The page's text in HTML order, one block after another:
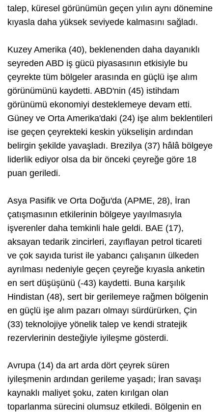
talep, küresel görünümün geçen yılın aynı dönemine
kıyasla daha yüksek seviyede kalmasını sağladı.
Kuzey Amerika (40), beklenenden daha dayanıklı
seyreden ABD iş gücü piyasasının etkisiyle bu
çeyrekte tüm bölgeler arasında en güçlü işe alım
görünümünü kaydetti. ABD'nin (45) istihdam
görünümü ekonomiyi desteklemeye devam etti.
Güney ve Orta Amerika'daki (24) işe alım beklentileri
ise geçen çeyrekteki keskin yükselişin ardından
belirgin şekilde yavaşladı. Brezilya (37) hâlâ bölgeye
liderlik ediyor olsa da bir önceki çeyreğe göre 18
puan geriledi.
Asya Pasifik ve Orta Doğu'da (APME, 28), İran
çatışmasının etkilerinin bölgeye yayılmasıyla
işverenler daha temkinli hale geldi. BAE (17),
aksayan tedarik zincirleri, zayıflayan petrol ticareti
ve çok sayıda turist ile yabancı çalışanın ülkeden
ayrılması nedeniyle geçen çeyreğe kıyasla anketin
en sert düşüşünü (-43) kaydetti. Buna karşılık
Hindistan (48), sert bir gerilemeye rağmen bölgenin
en güçlü işe alım pazarı olmayı sürdürürken, Çin
(33) teknolojiye yönelik talep ve kendi stratejik
rezervlerinin desteğiyle iyileşme gösterdi.
Avrupa (14) da art arda dört çeyrek süren
iyileşmenin ardından gerileme yaşadı; İran savaşı
kaynaklı maliyet şoku, zaten kırılgan olan
toparlanma sürecini olumsuz etkiledi. Bölgenin en